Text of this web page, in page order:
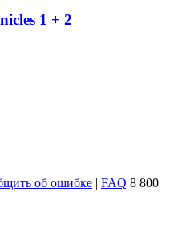
1 + 2
об ошибке | FAQ 8 800